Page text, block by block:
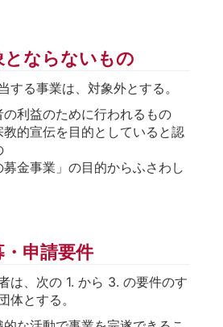
とならないもの
する事業は、対象外とする。
利益のために行われるもの
的宣伝を目的としていると認
金事業」の目的からふさわし
申請要件
は、次の 1. から 3. の要件のす
体とする。